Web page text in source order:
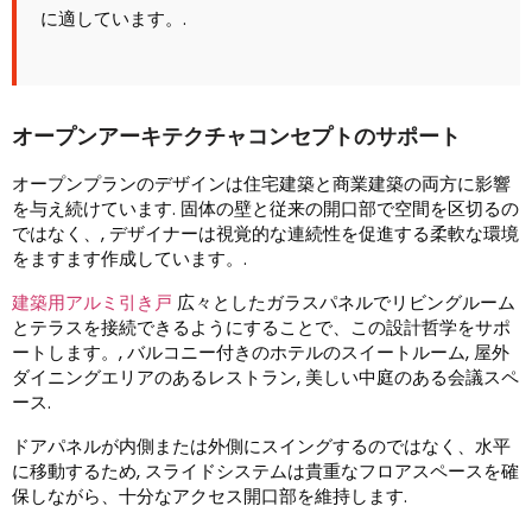
に適しています。.
オープンアーキテクチャコンセプトのサポート
オープンプランのデザインは住宅建築と商業建築の両方に影響
を与え続けています. 固体の壁と従来の開口部で空間を区切るの
ではなく、, デザイナーは視覚的な連続性を促進する柔軟な環境
をますます作成しています。.
建築用アルミ引き戸 広々としたガラスパネルでリビングルーム
とテラスを接続できるようにすることで、この設計哲学をサポ
ートします。, バルコニー付きのホテルのスイートルーム, 屋外
ダイニングエリアのあるレストラン, 美しい中庭のある会議スペ
ース.
ドアパネルが内側または外側にスイングするのではなく、水平
に移動するため, スライドシステムは貴重なフロアスペースを確
保しながら、十分なアクセス開口部を維持します.